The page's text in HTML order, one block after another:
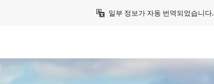
일부 정보가 자동 번역되었습니다.